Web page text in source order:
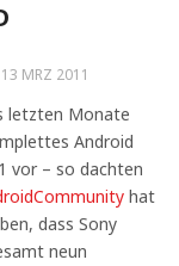
13 MRZ 2011
letzten Monate
Android
vor – so dachten
hat
dass Sony
neun